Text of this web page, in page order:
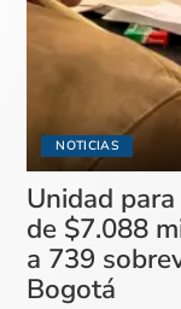
NOTICIAS
Unidad
de $7.088
a 739
Bogotá